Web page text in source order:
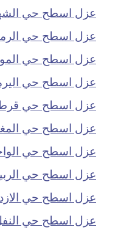
عزل اسطح حي
عزل اسطح حي
عزل اسطح حي
عزل اسطح حي
عزل اسطح حي
عزل اسطح حي
عزل اسطح حي
عزل اسطح حي
عزل اسطح حي
عزل اسطح حي